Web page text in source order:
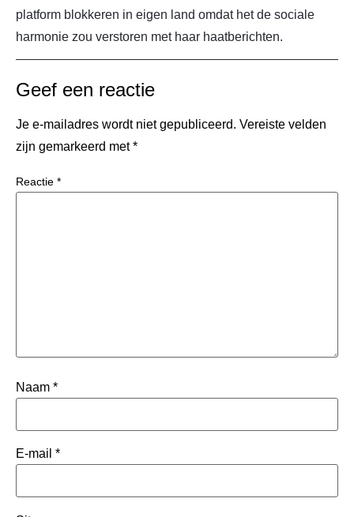
platform blokkeren in eigen land omdat het de sociale
harmonie zou verstoren met haar haatberichten.
Geef een reactie
Je e-mailadres wordt niet gepubliceerd. Vereiste velden
zijn gemarkeerd met*
Reactie *
Naam *
E-mail *